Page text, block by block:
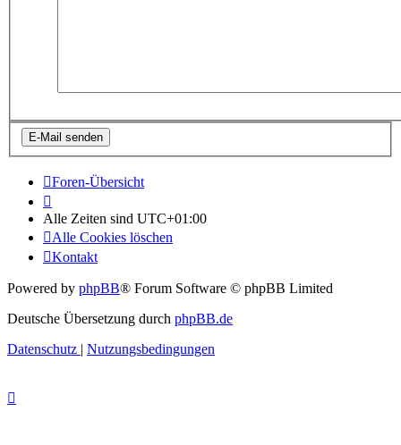
Foren-Übersicht
Alle Zeiten sind UTC+01:00
Alle Cookies löschen
Kontakt
Powered by phpBB® Forum Software © phpBB Limited
Deutsche Übersetzung durch phpBB.de
Datenschutz
Nutzungsbedingungen